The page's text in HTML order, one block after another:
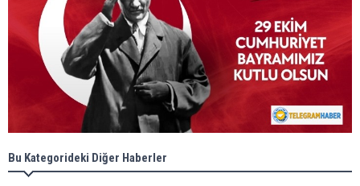
Bu Kategorideki Diğer Haberler